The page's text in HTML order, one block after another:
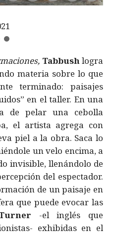
Tabbushlogra
materia sobre lo que
terminado: paisajes
en el taller. En una
de pelar una cebolla
el artista agrega con
piel a la obra. Saca lo
un velo encima, a
invisible, llenándolo de
del espectador.
de un paisaje en
que puede evocar las
-el inglés que
exhibidas en el